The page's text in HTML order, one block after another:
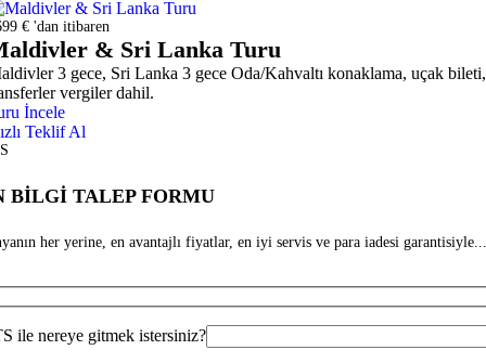
€ 'dan itibaren
& Sri Lanka Turu
3 gece, Sri Lanka 3 gece Oda/Kahvaltı konaklama, uçak bileti,
vergiler dahil.
İncele
Teklif Al
BİLGİ TALEP FORMU
her yerine, en avantajlı fiyatlar, en iyi servis ve para iadesi
ile nereye gitmek istersiniz?